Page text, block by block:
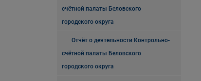
счётной палаты Беловского
городского округа
Отчёт о деятельности Контрольно-
счётной палаты Беловского
городского округа